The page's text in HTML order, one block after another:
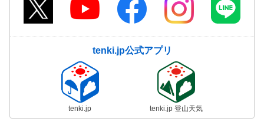
tenki.jp公式アプリ
tenki.jp tenki.jp 登山天気